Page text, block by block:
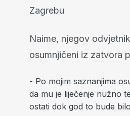
Zagrebu
Naime, njegov
osumnjičeni iz zatvora
- Po mojim saznanjima
da mu je liječenje nužno
ostati dok god to bude